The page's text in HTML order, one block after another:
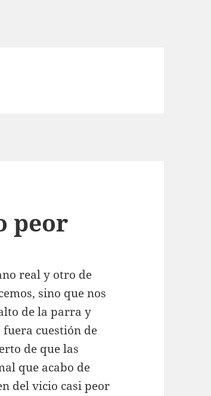
peor
real y otro de
sino que nos
de la parra y
cuestión de
de que las
que acabo de
del vicio casi peor